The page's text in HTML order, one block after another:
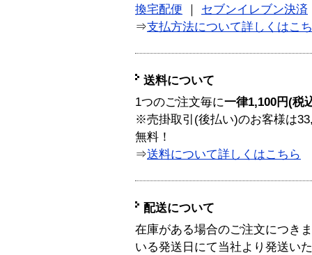
換宅配便
セブンイレブン決済
⇒支払方法について詳しくはこ
送料について
1つのご注文毎に一律1,100円(税
※売掛取引(後払い)のお客様は
無料！
⇒送料について詳しくはこちら
配送について
在庫がある場合のご注文につき
いる発送日にて当社より発送い